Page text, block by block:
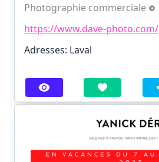
Photographie commerciale
https://www.dave-photo.com/
Adresses: Laval